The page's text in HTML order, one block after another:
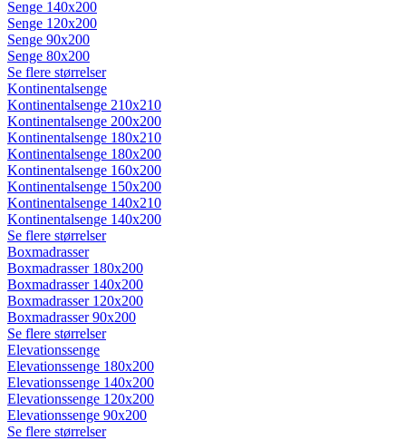
Senge 140x200
Senge 120x200
Senge 90x200
Senge 80x200
Se flere størrelser
Kontinentalsenge
Kontinentalsenge 210x210
Kontinentalsenge 200x200
Kontinentalsenge 180x210
Kontinentalsenge 180x200
Kontinentalsenge 160x200
Kontinentalsenge 150x200
Kontinentalsenge 140x210
Kontinentalsenge 140x200
Se flere størrelser
Boxmadrasser
Boxmadrasser 180x200
Boxmadrasser 140x200
Boxmadrasser 120x200
Boxmadrasser 90x200
Se flere størrelser
Elevationssenge
Elevationssenge 180x200
Elevationssenge 140x200
Elevationssenge 120x200
Elevationssenge 90x200
Se flere størrelser